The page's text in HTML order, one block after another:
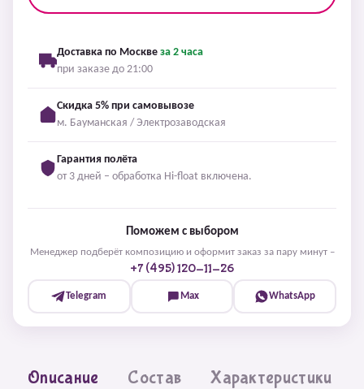
Доставка по Москве за 2 часа
при заказе до 21:00
Скидка 5% при самовывозе
м. Бауманская / Электрозаводская
Гарантия полёта
от 3 дней – обработка Hi-float включена.
Поможем с выбором
Менеджер подберёт композицию и оформит заказ за пару минут –
+7 (495) 120-11-26
Telegram Max WhatsApp
Описание Состав Характеристики